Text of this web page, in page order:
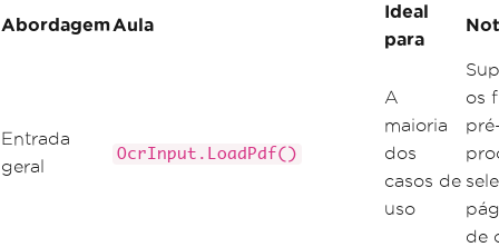
AbordagemAula
Ideal
para
Entrada
geral
OcrInput.LoadPdf()
A
maioria
dos
casos de
uso
os
de